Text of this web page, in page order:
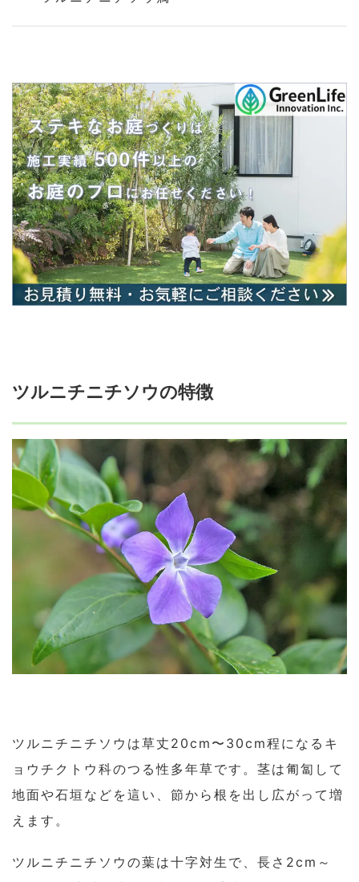
ツルニチニチソウの特徴
ツルニチニチソウは草丈20cm〜30cm程になるキ
ョウチクトウ科のつる性多年草です。茎は匍匐して
地面や石垣などを這い、節から根を出し広がって増
えます。
ツルニチニチソウの葉は十字対生で、長さ2cm～